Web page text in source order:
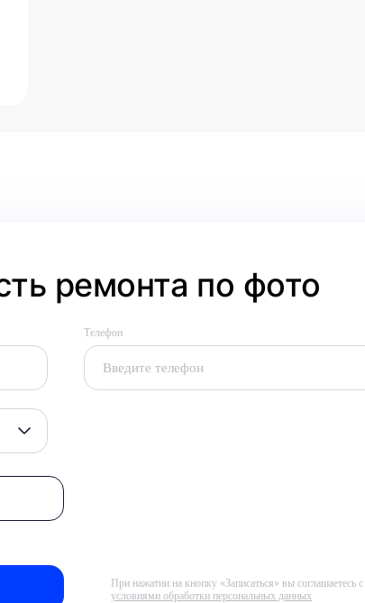
ремонта по фото
Телефон
При нажатии на кнопку «Записаться» вы соглашаетесь с
условиями обработки персональных данных